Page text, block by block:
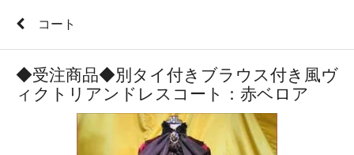
コート
◆受注商品◆別タイ付きブラウス付き風ヴ
ィクトリアンドレスコート：赤ベロア